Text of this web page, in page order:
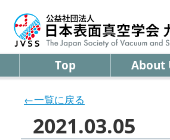
Top About
←一覧に戻る
2021.03.05